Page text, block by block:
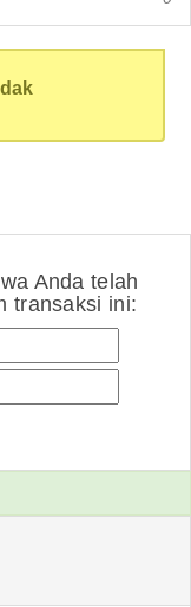
Anda telah
transaksi ini: